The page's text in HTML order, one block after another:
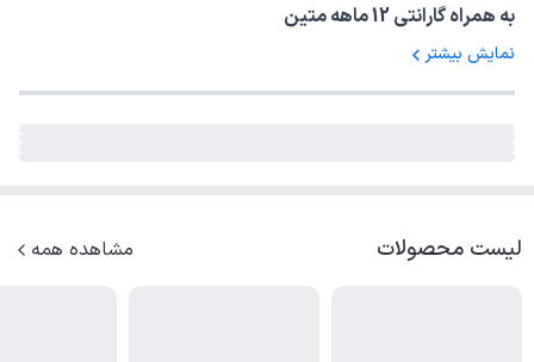
به همراه گارانتی 12 ماهه متین
نمایش بیشتر
لیست محصولات مشاهده همه